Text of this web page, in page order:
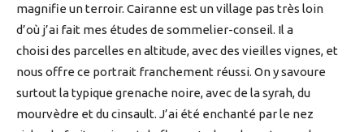
magnifie un terroir. Cairanne est un village pas très loin
d’où j’ai fait mes études de sommelier-conseil. Il a
choisi des parcelles en altitude, avec des vieilles vignes, et
nous offre ce portrait franchement réussi. On y savoure
surtout la typique grenache noire, avec de la syrah, du
mourvèdre et du cinsault. J’ai été enchanté par le nez